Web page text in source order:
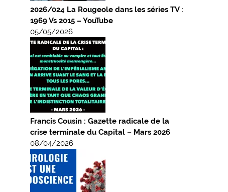
2026/024 La Rougeole dans les séries TV :
1969 Vs 2015 – YouTube
05/05/2026
Francis Cousin : Gazette radicale de la
crise terminale du Capital – Mars 2026
08/04/2026